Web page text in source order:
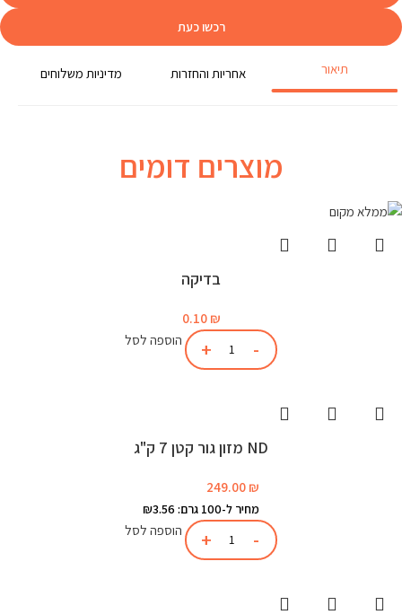
רכשו כעת
תיאור אחריות והחזרות מדיניות משלוחים
מוצרים דומים
בדיקה
0.10 ₪
הוספה לסל
ND מזון גור קטן 7 ק"ג
249.00 ₪
מחיר ל-100 גרם: ₪3.56
הוספה לסל